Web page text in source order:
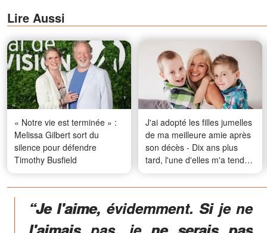
Lire Aussi
« Notre vie est terminée » :
Melissa Gilbert sort du
silence pour défendre
Timothy Busfield
J'ai adopté les filles jumelles
de ma meilleure amie après
son décès - Dix ans plus
tard, l'une d'elles m'a tendu
un vieux téléphone en me
disant : « Maman m'a dit de
aujourd'hui. »
“Je l'aime, évidemment. Si je ne